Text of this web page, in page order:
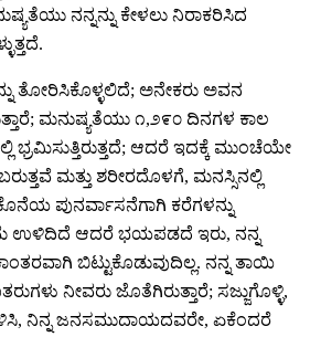
ನನ್ನನ್ನು ಕೇಳಲು ನಿರಾಕರಿಸಿದ
ತೋರಿಸಿಕೊಳ್ಳಲಿದೆ; ಅನೇಕರು ಅವನ
ಮನುಷ್ಯತೆಯು ೧,೨೯೦ ದಿನಗಳ ಕಾಲ
ಭ್ರಮಿಸುತ್ತಿರುತ್ತದೆ; ಆದರೆ ಇದಕ್ಕೆ ಮುಂಚೆಯೇ
ಮತ್ತು ಶರೀರದೊಳಗೆ, ಮನಸ್ಸಿನಲ್ಲಿ
ಪುನರ್ವಾಸನೆಗಾಗಿ ಕರೆಗಳನ್ನು
ಉಳಿದಿದೆ ಆದರೆ ಭಯಪಡದೆ ಇರು, ನನ್ನ
ಬಿಟ್ಟುಕೊಡುವುದಿಲ್ಲ. ನನ್ನ ತಾಯಿ
ನೀವರು ಜೊತೆಗಿರುತ್ತಾರೆ; ಸಜ್ಜುಗೊಳ್ಳಿ,
ನಿನ್ನ ಜನಸಮುದಾಯದವರೇ, ಏಕೆಂದರೆ